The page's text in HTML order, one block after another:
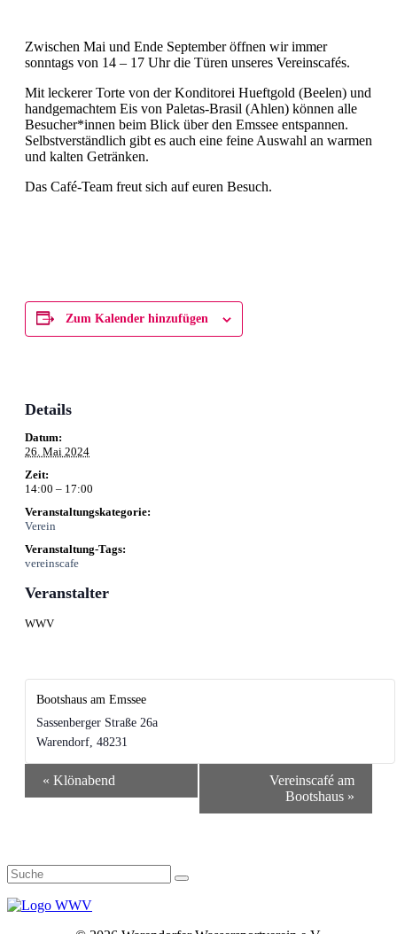
Zwischen Mai und Ende September öffnen wir immer
sonntags von 14 – 17 Uhr die Türen unseres Vereinscafés.
Mit leckerer Torte von der Konditorei Hueftgold (Beelen) und
handgemachtem Eis von Paletas-Brasil (Ahlen) können alle
Besucher*innen beim Blick über den Emssee entspannen.
Selbstverständlich gibt es auch eine feine Auswahl an warmen
und kalten Getränken.
Das Café-Team freut sich auf euren Besuch.
Zum Kalender hinzufügen
Details
Datum:
26. Mai 2024
Zeit:
14:00 – 17:00
Veranstaltungskategorie:
Verein
Veranstaltung-Tags:
vereinscafe
Veranstalter
WWV
Bootshaus am Emssee
Sassenberger Straße 26a
Warendorf, 48231
Veranstaltung-
« Klönabend
Vereinscafé am
Bootshaus »